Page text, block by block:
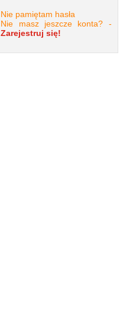
Nie pamiętam hasła
Nie masz jeszcze konta? -
Zarejestruj się!